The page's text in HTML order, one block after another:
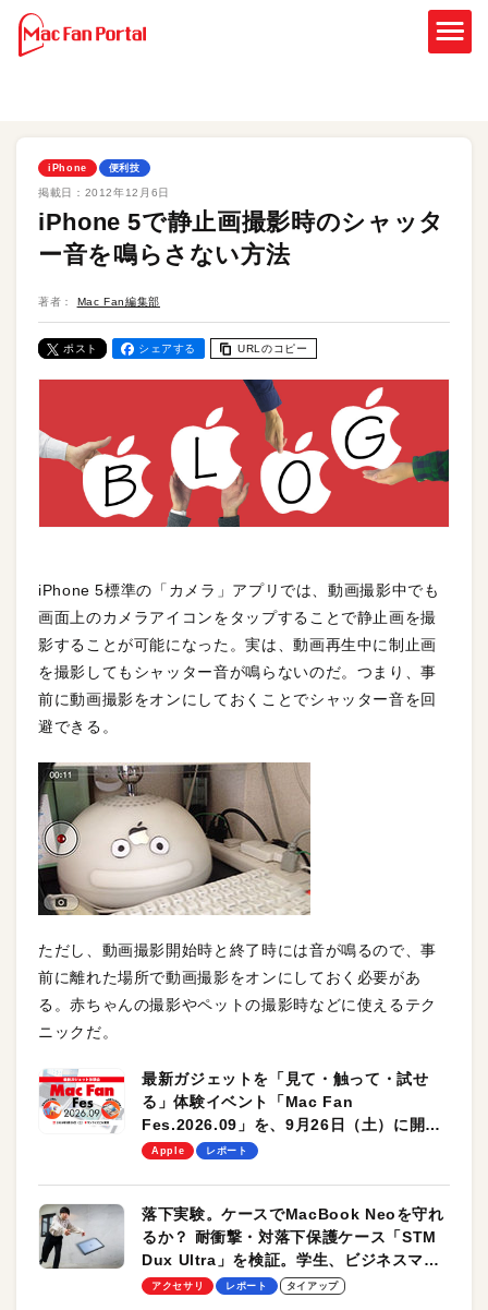
iPhone 便利技
掲載日： 2012年12月6日
iPhone 5で静止画撮影時のシャッタ
ー音を鳴らさない方法
著者： Mac Fan編集部
ポスト シェアする URLのコピー
iPhone 5標準の「カメラ」アプリでは、動画撮影中でも
画面上のカメラアイコンをタップすることで静止画を撮
影することが可能になった。実は、動画再生中に制止画
を撮影してもシャッター音が鳴らないのだ。つまり、事
前に動画撮影をオンにしておくことでシャッター音を回
避できる。
ただし、動画撮影開始時と終了時には音が鳴るので、事
前に離れた場所で動画撮影をオンにしておく必要があ
る。赤ちゃんの撮影やペットの撮影時などに使えるテク
ニックだ。
最新ガジェットを「見て・触って・試せ
る」体験イベント「Mac Fan
Fes.2026.09」を、9月26日（土）に開催
します！
Apple レポート
落下実験。ケースでMacBook Neoを守れ
るか？ 耐衝撃・対落下保護ケース「STM
Dux Ultra」を検証。学生、ビジネスマン
のモバイルユースに最適！
アクセサリ レポート タイアップ